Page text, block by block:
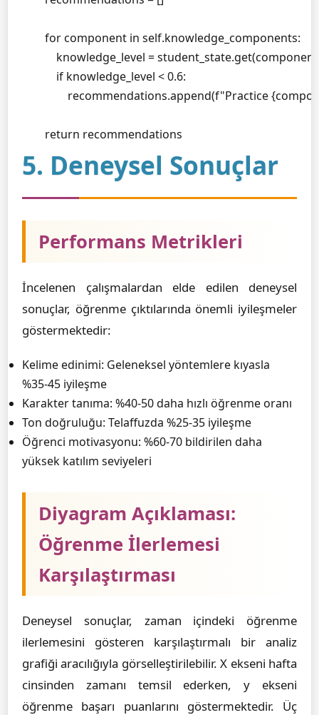
        for component in self.knowledge_components:
knowledge_level =
            if knowledge_level < 0.6:
recommendations.append(f"Practice
        return recommendations
5. Deneysel Sonuçlar
Performans Metrikleri
İncelenen çalışmalardan elde edilen deneysel
sonuçlar, öğrenme çıktılarında önemli iyileşmeler
göstermektedir:
Kelime edinimi: Geleneksel yöntemlere kıyasla
%35-45 iyileşme
Karakter tanıma: %40-50 daha hızlı öğrenme oranı
Ton doğruluğu: Telaffuzda %25-35 iyileşme
Öğrenci motivasyonu: %60-70 bildirilen daha
yüksek katılım seviyeleri
Diyagram Açıklaması:
Öğrenme İlerlemesi
Karşılaştırması
Deneysel sonuçlar, zaman içindeki öğrenme
ilerlemesini gösteren karşılaştırmalı bir analiz
grafiği aracılığıyla görselleştirilebilir. X ekseni hafta
cinsinden zamanı temsil ederken, y ekseni
öğrenme başarı puanlarını göstermektedir. Üç